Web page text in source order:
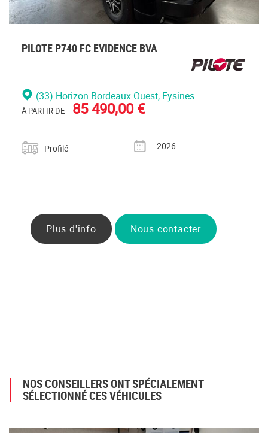
PILOTE P740 FC EVIDENCE BVA
(33) Horizon Bordeaux Ouest, Eysines
À PARTIR DE 85 490,00 €
Catégorie
Profilé
Année
2026
Plus d'info Nous contacter
NOS CONSEILLERS ONT SPÉCIALEMENT
SÉLECTIONNÉ CES VÉHICULES